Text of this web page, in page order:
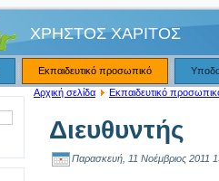
ΧΡΗΣΤΟΣ ΧΑΡΙΤΟΣ
Εκπαιδευτικό προσωπικό
Αρχική σελίδα Εκπαιδευτικό
Διευθυντής
Παρασκευή, 11 Νοέμβριος 2011